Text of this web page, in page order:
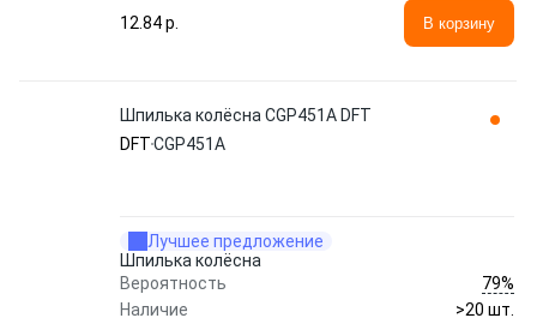
12.84 p.
В корзину
Шпилька колёсна CGP451A DFT
DFTCGP451A
Лучшее предложение
Шпилька колёсна
Вероятность
79%
Наличие
>20 шт.